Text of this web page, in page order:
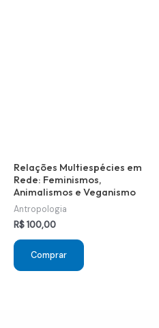
Relações Multiespécies em
Rede: Feminismos,
Animalismos e Veganismo
Antropologia
R$100,00
Comprar